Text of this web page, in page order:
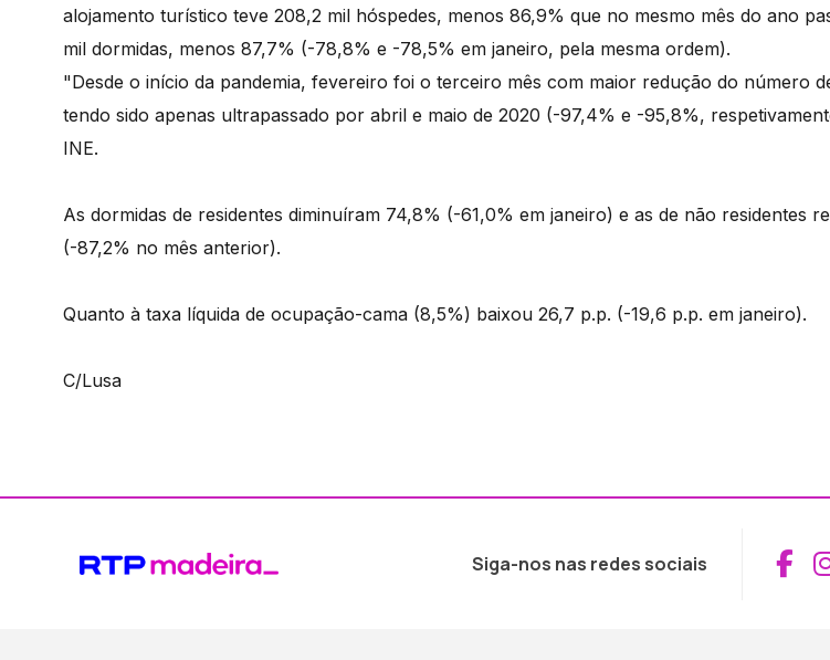
alojamento turístico teve 208,2 mil hóspedes, menos 86,9% que no mesmo mês do ano
mil dormidas, menos 87,7% (-78,8% e -78,5% em janeiro, pela mesma ordem).
"Desde o início da pandemia, fevereiro foi o terceiro mês com maior redução do número
tendo sido apenas ultrapassado por abril e maio de 2020 (-97,4% e -95,8%,
INE.
As dormidas de residentes diminuíram 74,8% (-61,0% em janeiro) e as de não residentes
(-87,2% no mês anterior).
Quanto à taxa líquida de ocupação-cama (8,5%) baixou 26,7 p.p. (-19,6 p.p. em janeiro).
C/Lusa
Siga-nos nas redes sociais